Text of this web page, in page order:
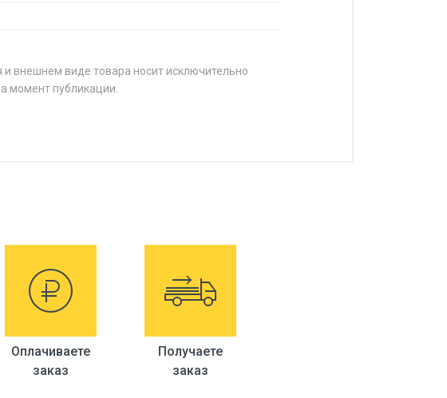
и внешнем виде товара носит исключительно
момент публикации.
Оплачиваете
заказ
Получаете
заказ